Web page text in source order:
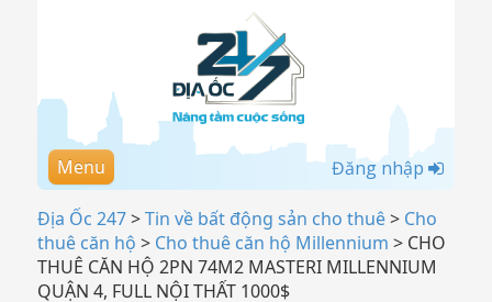
Menu Đăng nhập
Địa Ốc 247>Tin về bất động sản cho thuê> Cho
thuê căn hộ > Cho thuê căn hộ Millennium > CHO
THUÊ CĂN HỘ 2PN 74M2 MASTERI MILLENNIUM
QUẬN 4, FULL NỘI THẤT 1000$